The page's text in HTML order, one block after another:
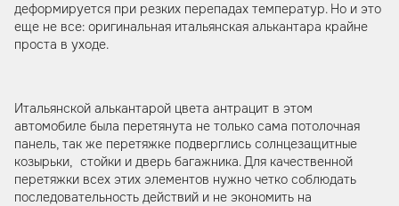
деформируется при резких перепадах температур. Но и это
еще не все: оригинальная итальянская алькантара крайне
проста в уходе.
Итальянской алькантарой цвета антрацит в этом
автомобиле была перетянута не только сама потолочная
панель, так же перетяжке подверглись солнцезащитные
козырьки, стойки и дверь багажника. Для качественной
перетяжки всех этих элементов нужно четко соблюдать
последовательность действий и не экономить на